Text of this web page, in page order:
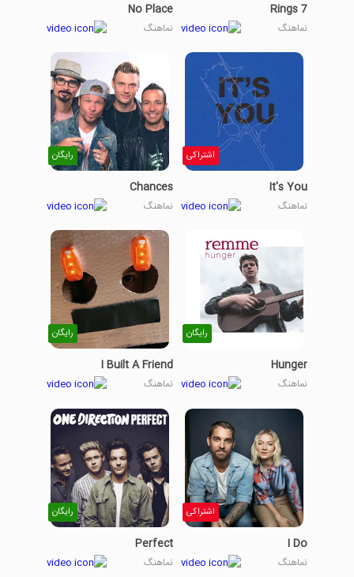
7 Rings
نماهنگ
No Place
نماهنگ
اشتراکی
It's You
نماهنگ
رایگان
Chances
نماهنگ
رایگان
Hunger
نماهنگ
رایگان
I Built A Friend
نماهنگ
اشتراکی
I Do
نماهنگ
رایگان
Perfect
نماهنگ